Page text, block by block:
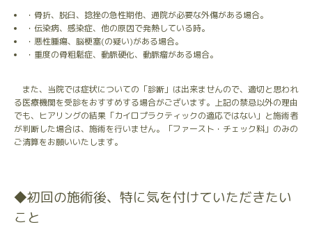
・骨折、脱臼、捻挫の急性期他、通院が必要な外傷がある場合。
・伝染病、感染症、他の原因で発熱している時。
・悪性腫瘍、脳梗塞(の疑い)がある場合。
・重度の骨粗鬆症、動脈硬化、動脈瘤がある場合。
また、当院では症状についての「診断」は出来ませんので、適切と思われ
る医療機関を受診をおすすめする場合がございます。上記の禁忌以外の理由
でも、ヒアリングの結果「カイロプラクティックの適応ではない」と施術者
が判断した場合は、施術を行いません。「ファースト・チェック料」のみの
ご清算をお願いいたします。
◆初回の施術後、特に気を付けていただきたい
こと